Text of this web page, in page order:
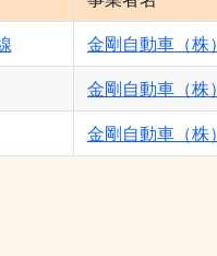
金剛自動車（株）
金剛自動車（株）
金剛自動車（株）